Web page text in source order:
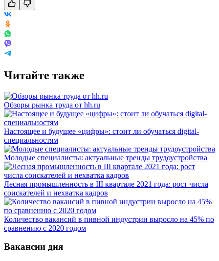
Читайте также
Обзоры рынка труда от hh.ru
Настоящее и будущее «цифры»: стоит ли обучаться digital-
специальностям
Молодые специалисты: актуальные тренды трудоустройства
Лесная промышленность в III квартале 2021 года: рост числа
соискателей и нехватка кадров
Количество вакансий в пивной индустрии выросло на 45% по
сравнению с 2020 годом
Вакансии дня